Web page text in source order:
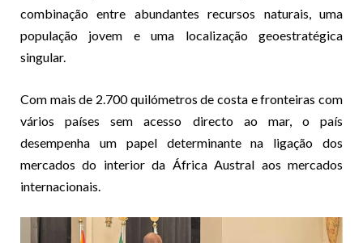
combinação entre abundantes recursos naturais, uma
população jovem e uma localização geoestratégica
singular.
Com mais de 2.700 quilómetros de costa e fronteiras com
vários países sem acesso directo ao mar, o país
desempenha um papel determinante na ligação dos
mercados do interior da África Austral aos mercados
internacionais.